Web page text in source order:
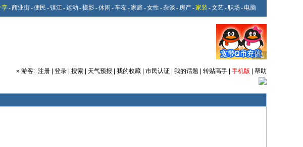
享-商业街-便民 -镇江-运动 -摄影-休闲 -车友-家庭 -女性 -杂谈 - 房产-家装 -文艺-职场 - 电脑
» 游客: 注册 登录 搜索 天气预报 我的收藏 市民认证 我的话题 转贴高手 手机版
帮助